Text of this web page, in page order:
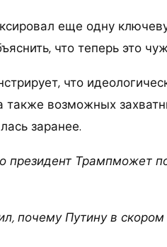
еще одну
что теперь это
что
также возможных
заранее.
президент Трампможет
почему Путину в